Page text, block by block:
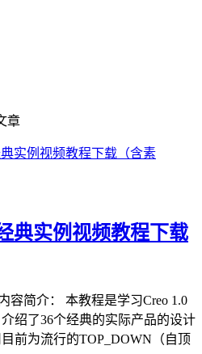
章
典实例视频教程下载
容简介： 本教程是学习Creo 1.0
绍了36个经典的实际产品的设计
前为流行的TOP_DOWN（自顶